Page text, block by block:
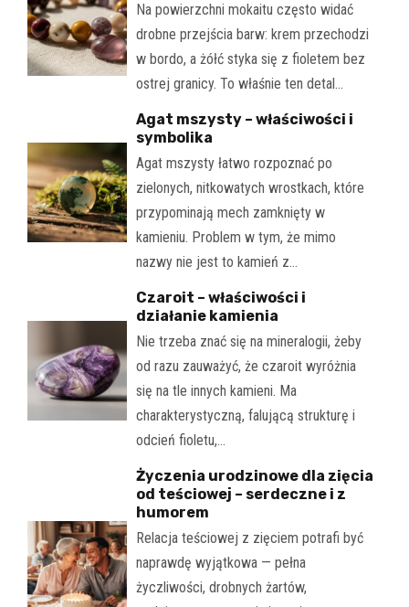
Na powierzchni mokaitu często widać
drobne przejścia barw: krem przechodzi
w bordo, a żółć styka się z fioletem bez
ostrej granicy. To właśnie ten detal…
Agat mszysty – właściwości i
symbolika
Agat mszysty łatwo rozpoznać po
zielonych, nitkowatych wrostkach, które
przypominają mech zamknięty w
kamieniu. Problem w tym, że mimo
nazwy nie jest to kamień z…
Czaroit – właściwości i
działanie kamienia
Nie trzeba znać się na mineralogii, żeby
od razu zauważyć, że czaroit wyróżnia
się na tle innych kamieni. Ma
charakterystyczną, falującą strukturę i
odcień fioletu,…
Życzenia urodzinowe dla zięcia
od teściowej – serdeczne i z
humorem
Relacja teściowej z zięciem potrafi być
naprawdę wyjątkowa — pełna
życzliwości, drobnych żartów,